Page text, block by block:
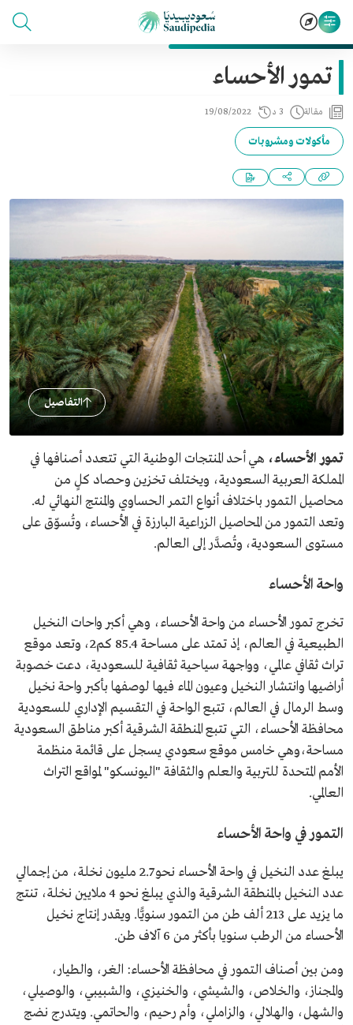
تمور الأحساء
مقالة 3 د 19/08/2022
مأكولات ومشروبات
التفاصيل
تمور الأحساء، هي أحد المنتجات الوطنية التي تتعدد أصنافها في
المملكة العربية السعودية، ويختلف تخزين وحصاد كلٍ من
محاصيل التمور باختلاف أنواع التمر الحساوي والمنتج النهائي له.
وتعد التمور من المحاصيل الزراعية البارزة في الأحساء، وتُسوّق على
مستوى السعودية، وتُصدَّر إلى العالم.
واحة الأحساء
تخرج تمور الأحساء من واحة الأحساء، وهي أكبر واحات النخيل
الطبيعية في العالم، إذ تمتد على مساحة 85.4 كم2، وتعد موقع
تراث ثقافي عالمي، وواجهة سياحية ثقافية للسعودية، دعت خصوبة
أراضيها وانتشار النخيل وعيون الماء فيها لوصفها بأكبر واحة نخيل
وسط الرمال في العالم، تتبع الواحة في التقسيم الإداري للسعودية
محافظة الأحساء، التي تتبع المنطقة الشرقية أكبر مناطق السعودية
مساحة،وهي خامس موقع سعودي يسجل على قائمة منظمة
الأمم المتحدة للتربية والعلم والثقافة "اليونسكو" لمواقع التراث
العالمي.
التمور في واحة الأحساء
يبلغ عدد النخيل في واحة الأحساء نحو 2.7 مليون نخلة، من إجمالي
عدد النخيل بالمنطقة الشرقية والذي يبلغ نحو 4 ملايين نخلة، تنتج
ما يزيد على 213 ألف طن من التمور سنويًّا. ويقدر إنتاج نخيل
الأحساء من الرطب سنويا بأكثر من 6 آلاف طن.
ومن بين أصناف التمور في محافظة الأحساء: الغر، والطيار،
والمجناز، والخلاص، والشيشي، والخنيزي، والشبيبي، والوصيلي،
والشهل، والهلالي، والزاملي، وأم رحيم، والحاتمي. ويتدرج نضج